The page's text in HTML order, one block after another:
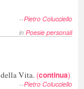
--Pietro Colucciello
in Poesie personali
della Vita. (continua)
--Pietro Colucciello